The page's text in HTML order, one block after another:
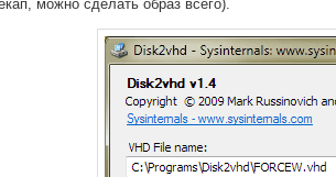
можно сделать образ всего).